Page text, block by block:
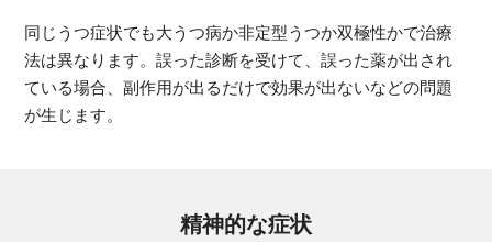
同じうつ症状でも大うつ病か非定型うつか双極性かで治療
法は異なります。誤った診断を受けて、誤った薬が出され
ている場合、副作用が出るだけで効果が出ないなどの問題
が生じます。
精神的な症状